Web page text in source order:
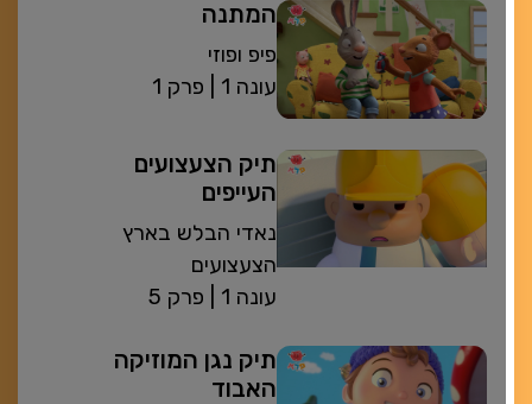
המתנה
פיפ ופוזי
פרק 1
| עונה 1
תיק הצעצועים
העייפים
נאדי הבלש בארץ
הצעצועים
פרק 5
| עונה 1
תיק נגן המוזיקה
האבוד